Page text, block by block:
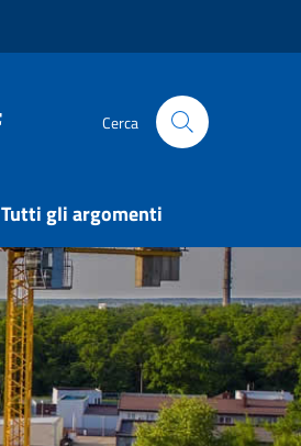
Cerca
Tutti gli argomenti